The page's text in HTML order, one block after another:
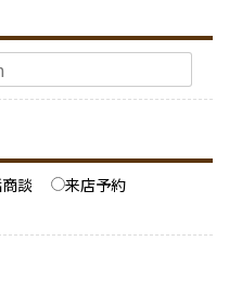
談
来店予約